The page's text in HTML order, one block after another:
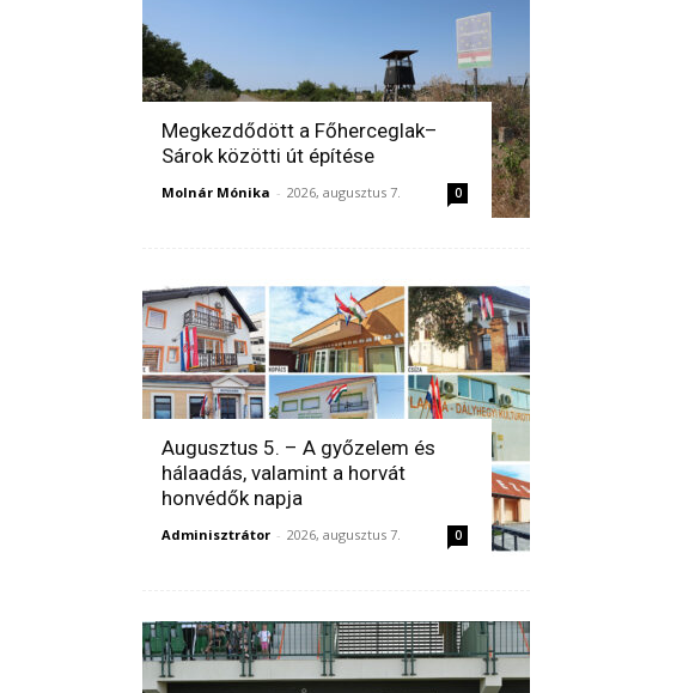
Megkezdődött a Főherceglak–
Sárok közötti út építése
Molnár Mónika - 2026, augusztus 7. 0
Augusztus 5. – A győzelem és
hálaadás, valamint a horvát
honvédők napja
Adminisztrátor - 2026, augusztus 7. 0